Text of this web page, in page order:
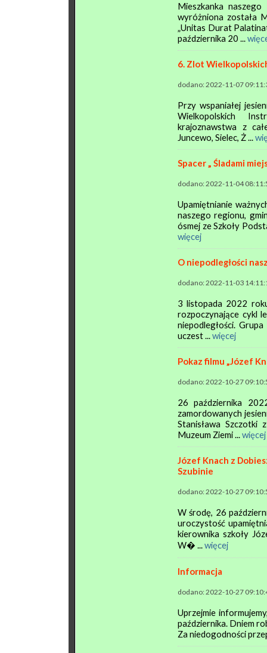
Mieszkanka naszego
wyróżniona została
„Unitas Durat
października 20 ...
6. Zlot
dodano: 2022-11-07
Przy wspaniałej
Wielkopolskich
krajoznawstwa z
Juncewo, Sielec, Ż ...
Spacer „ Śladami
dodano: 2022-11-04
Upamiętnianie
naszego regionu,
ósmej ze Szkoły
więcej
O niepodległości
dodano: 2022-11-03
3 listopada 2022
rozpoczynające cykl
niepodległości.
uczest ...więcej
Pokaz filmu „Józef
dodano: 2022-10-27
26 października
zamordowanych
Stanisława
Muzeum Ziemi ...więcej
Józef Knach z
Szubinie
dodano: 2022-10-27
W środę, 26
uroczystość
kierownika szkoły
W� ...więcej
Informacja
dodano: 2022-10-27
Uprzejmie
października. Dniem
Za niedogodności